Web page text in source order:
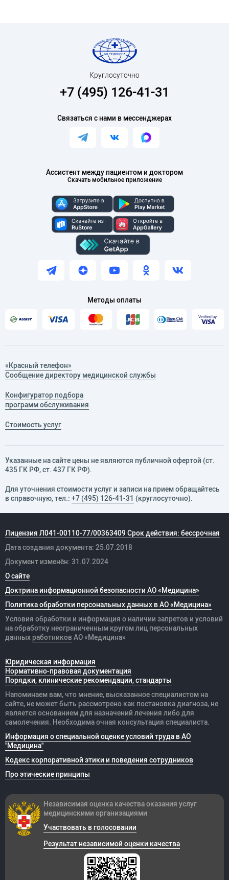
Ассистент между пациентом и доктором
Скачать мобильное приложение
Круглосуточно
+7 (495) 126-41-31
Связаться с нами в мессенджерах
Методы оплаты
«Красный телефон»
Сообщение директору медицинской службы
Конфигуратор подбора
программ обслуживания
Стоимость услуг
Указанные на сайте цены не являются публичной офертой (ст.
435 ГК РФ, cт. 437 ГК РФ).
Для уточнения стоимости услуг и записи на прием обращайтесь
в справочную, тел.: +7 (495) 126-41-31 (круглосуточно).
Лицензия Л041-00110-77/00363409 Срок действия: бессрочная
Дата создания документа: 25.07.2018
Документ изменён: 31.07.2024
О сайте
Доктрина информационной безопасности АО «Медицина»
Политика обработки персональных данных в АО «Медицина»
Условия обработки и информация о наличии запретов и условий
на обработку неограниченным кругом лиц персональных
данных работников АО «Медицина»
Юридическая информация
Нормативно-правовая документация
Порядки, клинические рекомендации, стандарты
Напоминаем вам, что мнение, высказанное специалистом на
сайте, не может быть рассмотрено как постановка диагноза, не
является основанием для назначений лечения либо для
самолечения. Необходима очная консультация специалиста.
Информация о специальной оценке условий труда в АО
"Медицина"
Кодекс корпоративной этики и поведения сотрудников
Про этические принципы
Независимая оценка качества оказания услуг
медицинскими организациями
Участвовать в голосовании
Результат независимой оценки качества